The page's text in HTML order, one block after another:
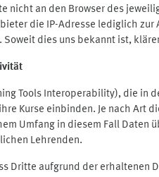
nicht an den Browser des
die IP-Adresse lediglich
dies uns bekannt ist,
Tools Interoperability), die in
Kurse einbinden. Je nach Art
Umfang in diesem Fall
Lehrenden.
Dritte aufgrund der erhaltenen